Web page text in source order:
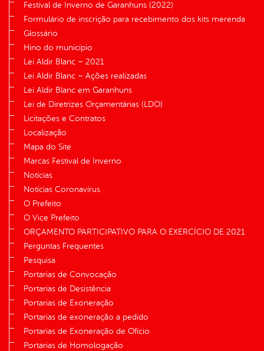
Festival de Inverno de Garanhuns (2022)
Formulário de inscrição para recebimento dos kits merenda
Glossário
Hino do município
Lei Aldir Blanc – 2021
Lei Aldir Blanc – Ações realizadas
Lei Aldir Blanc em Garanhuns
Lei de Diretrizes Orçamentárias (LDO)
Licitações e Contratos
Localização
Mapa do Site
Marcas Festival de Inverno
Notícias
Notícias Coronavírus
O Prefeito
O Vice Prefeito
ORÇAMENTO PARTICIPATIVO PARA O EXERCÍCIO DE 2021
Perguntas Frequentes
Pesquisa
Portarias de Convocação
Portarias de Desistência
Portarias de Exoneração
Portarias de exoneração a pedido
Portarias de Exoneração de Ofício
Portarias de Homologação